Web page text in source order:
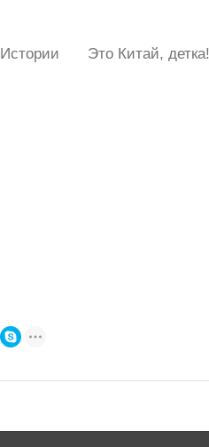
Истории Это Китай, детка!